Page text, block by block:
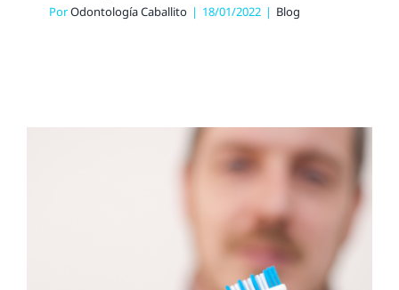
PorOdontología Caballito | 18/01/2022 | Blog
¿Por qué cambiar mi